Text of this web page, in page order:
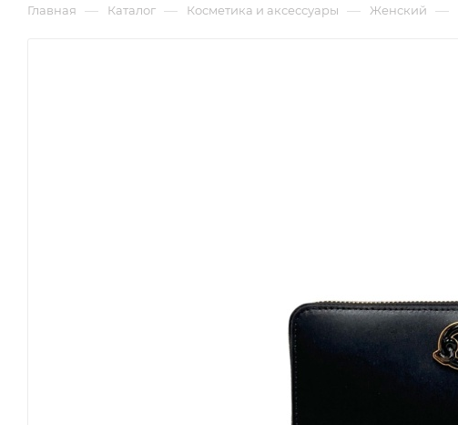
Главная — Каталог — Косметика и аксессуары — Женский —